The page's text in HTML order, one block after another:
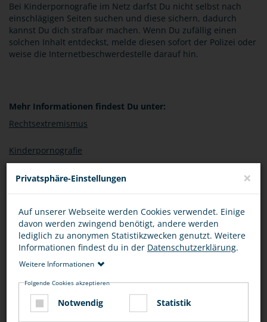
Bei Kinderpornografie im Netz darfst Du nicht selbst nach
einschlägigen Seiten suchen und diese sichern, dadurch
kannst Du dich strafbar machen. Wenn Du zufällig einen
solchen Inhalt entdeckst, melde diesen sofort der Polizei oder
weise die Internetbeschwerdestelle darauf hin.
Mehr Informationen findest Du unter:
Rechtsextremismus
Kinderpornografie
BEWERTUNG
Privatsphäre-Einstellungen ×
Auf unserer Webseite werden Cookies verwendet. Einige
davon werden zwingend benötigt, andere werden
lediglich zu anonymen Statistikzwecken genutzt. Weitere
Informationen findest du in der Datenschutzerklärung.
Weitere Informationen
Folgende Cookies akzeptieren
Notwendig Statistik